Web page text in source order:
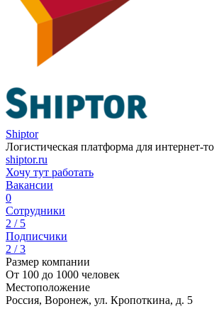
Shiptor
Логистическая платформа для интернет-
shiptor.ru
Хочу тут работать
Вакансии
0
Сотрудники
2 / 5
Подписчики
2 / 3
Размер компании
От 100 до 1000 человек
Местоположение
Россия, Воронеж, ул. Кропоткина, д. 5